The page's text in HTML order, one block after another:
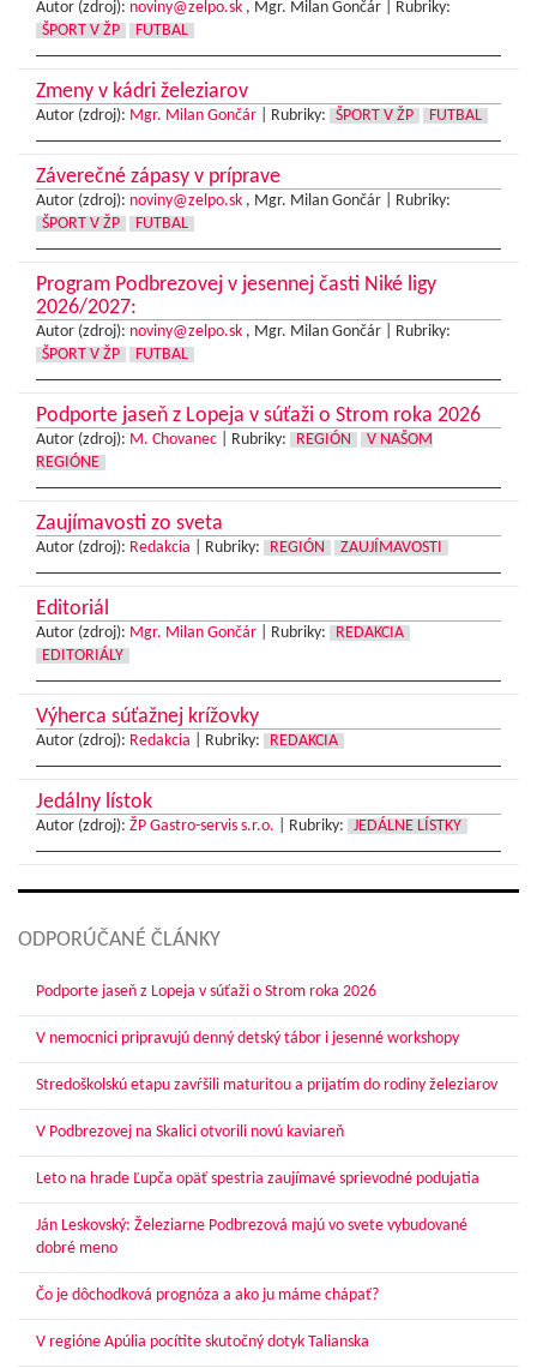
Autor (zdroj): noviny@zelpo.sk , Mgr. Milan Gončár |
Rubriky:
ŠPORT V ŽP
FUTBAL
Zmeny v kádri železiarov
Autor (zdroj): Mgr. Milan Gončár Rubriky: ŠPORT V ŽP FUTBAL
Záverečné zápasy v príprave
Autor (zdroj): noviny@zelpo.sk , Mgr. Milan Gončár |
Rubriky:
ŠPORT V ŽP
FUTBAL
Program Podbrezovej v jesennej časti Niké ligy
2026/2027:
Autor (zdroj): noviny@zelpo.sk , Mgr. Milan Gončár |
Rubriky:
ŠPORT V ŽP
FUTBAL
Podporte jaseň z Lopeja v súťaži o Strom roka 2026
Autor (zdroj): M. Chovanec Rubriky: REGIÓN
V NAŠOM
REGIÓNE
Zaujímavosti zo sveta
Autor (zdroj): Redakcia Rubriky: REGIÓN ZAUJÍMAVOSTI
Editoriál
Autor (zdroj): Mgr. Milan Gončár Rubriky:
REDAKCIA
EDITORIÁLY
Výherca súťažnej krížovky
Autor (zdroj): Redakcia Rubriky: REDAKCIA
Jedálny lístok
Autor (zdroj): ŽP Gastro-servis s.r.o. Rubriky: JEDÁLNE LÍSTKY
ODPORÚČANÉ ČLÁNKY
Podporte jaseň z Lopeja v súťaži o Strom roka 2026
V nemocnici pripravujú denný detský tábor i jesenné workshopy
Stredoškolskú etapu zavŕšili maturitou a prijatím do rodiny železiarov
V Podbrezovej na Skalici otvorili novú kaviareň
Leto na hrade Ľupča opäť spestria zaujímavé sprievodné podujatia
Ján Leskovský: Železiarne Podbrezová majú vo svete vybudované
dobré meno
Čo je dôchodková prognóza a ako ju máme chápať?
V regióne Apúlia pocítite skutočný dotyk Talianska